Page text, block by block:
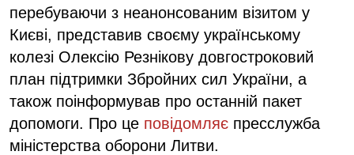
перебуваючи з неанонсованим візитом у
Києві, представив своєму українському
колезі Олексію Резнікову довгостроковий
план підтримки Збройних сил України, а
також поінформував про останній пакет
допомоги. Про це повідомляє пресслужба
міністерства оборони Литви.